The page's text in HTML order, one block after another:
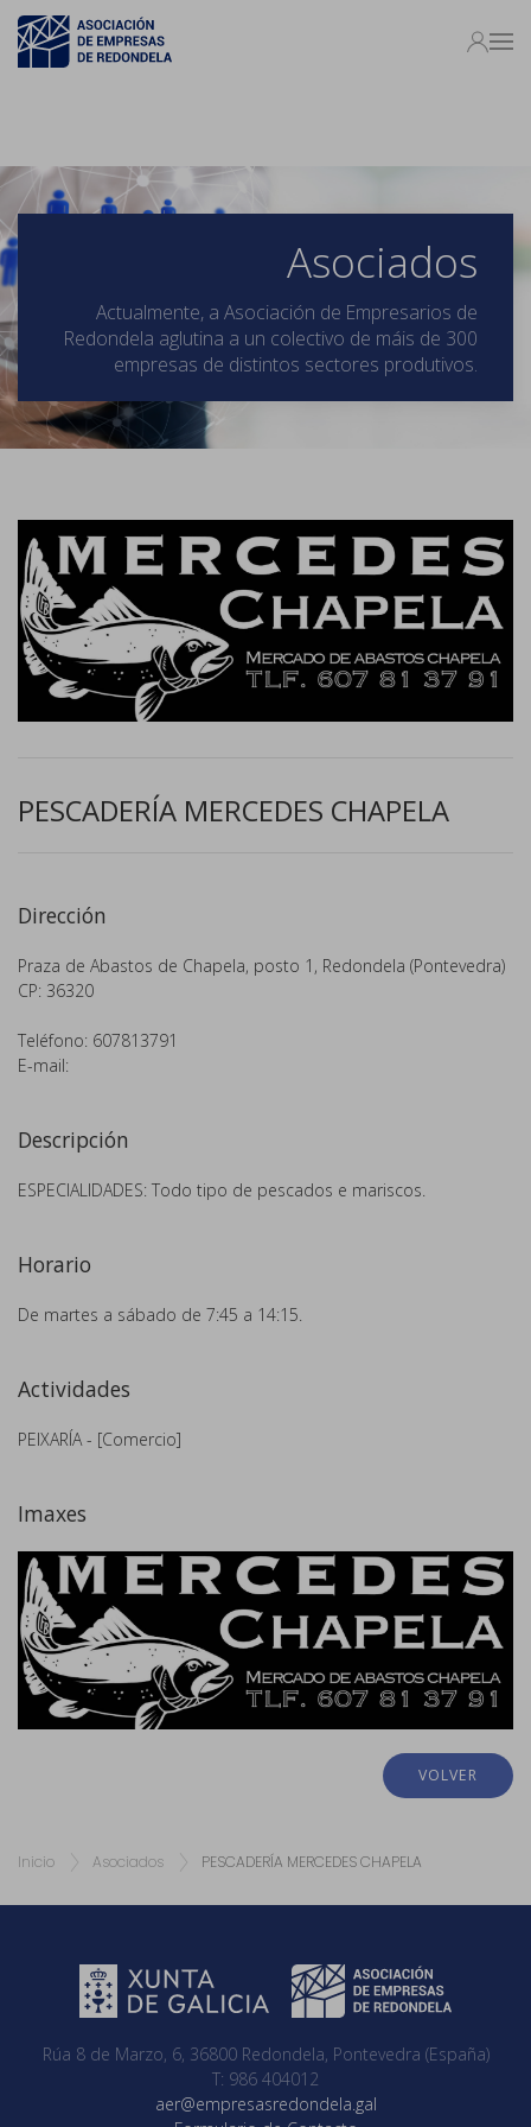
Asociados
Actualmente, a Asociación de Empresarios de
Redondela aglutina a un colectivo de máis de 300
empresas de distintos sectores produtivos.
PESCADERÍA MERCEDES CHAPELA
Dirección
Praza de Abastos de Chapela, posto 1, Redondela (Pontevedra)
CP: 36320
Teléfono: 607813791
E-mail:
Descripción
ESPECIALIDADES: Todo tipo de pescados e mariscos.
Horario
De martes a sábado de 7:45 a 14:15.
Actividades
PEIXARÍA - [Comercio]
Imaxes
VOLVER
Inicio Asociados PESCADERÍA MERCEDES CHAPELA
Rúa 8 de Marzo, 6, 36800 Redondela, Pontevedra (España)
T: 986 404012
aer@empresasredondela.gal